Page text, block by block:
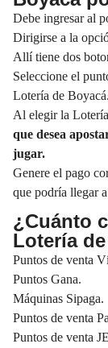
Debe ingresar al
Dirigirse a la
Allí tiene dos
Seleccione el
Lotería de Boyacá.
Al elegir la
que desea
jugar.
Genere el pago
que podría llegar
¿Cuánto
Lotería
Puntos de venta
Puntos Gana.
Máquinas Sipaga.
Puntos de venta
Puntos de venta